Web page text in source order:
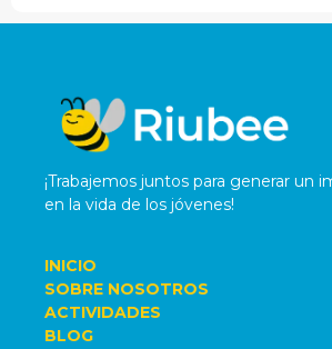
INICIO
SOBRE NOSOTROS
ACTIVIDADES
BLOG
¡Trabajemos juntos para generar un
en la vida de los jóvenes!